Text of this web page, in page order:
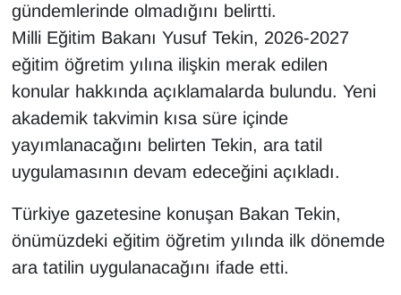
gündemlerinde olmadığını belirtti.
Milli Eğitim Bakanı Yusuf Tekin, 2026-2027
eğitim öğretim yılına ilişkin merak edilen
konular hakkında açıklamalarda bulundu. Yeni
akademik takvimin kısa süre içinde
yayımlanacağını belirten Tekin, ara tatil
uygulamasının devam edeceğini açıkladı.
Türkiye gazetesine konuşan Bakan Tekin,
önümüzdeki eğitim öğretim yılında ilk dönemde
ara tatilin uygulanacağını ifade etti.
Seri İlan
Sinema - TV
SİYASET
SPOR
TEKNOLOJİ